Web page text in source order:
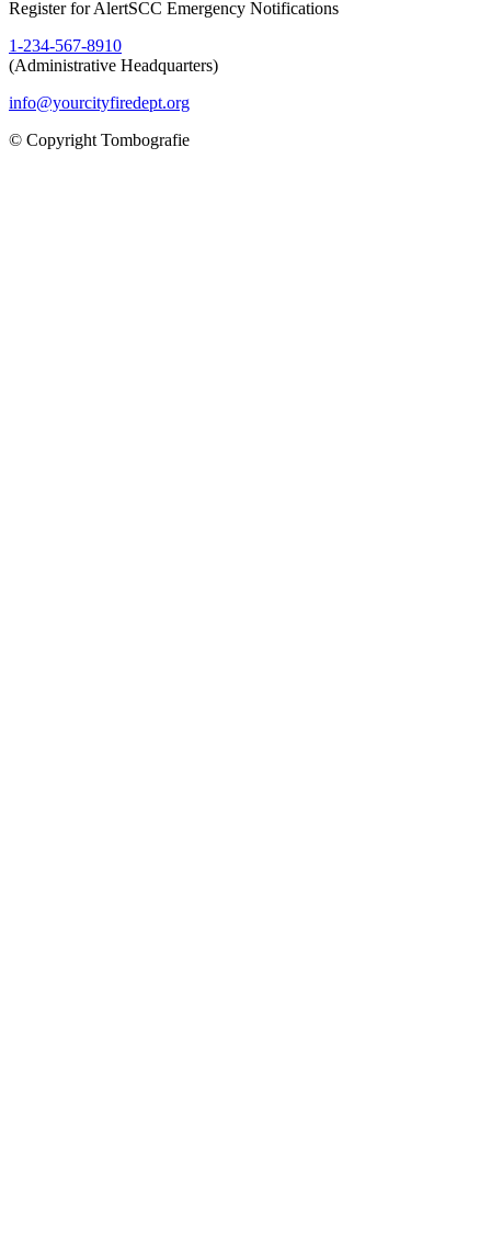
Register for AlertSCC Emergency Notifications
1-234-567-8910
(Administrative Headquarters)
info@yourcityfiredept.org
© Copyright Tombografie